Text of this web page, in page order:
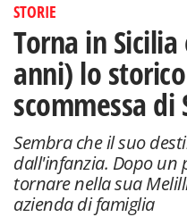
STORIE
Torna in
anni) lo
scommessa di
Sembra che il suo
dall'infanzia. Dopo un
tornare nella sua
azienda di famiglia